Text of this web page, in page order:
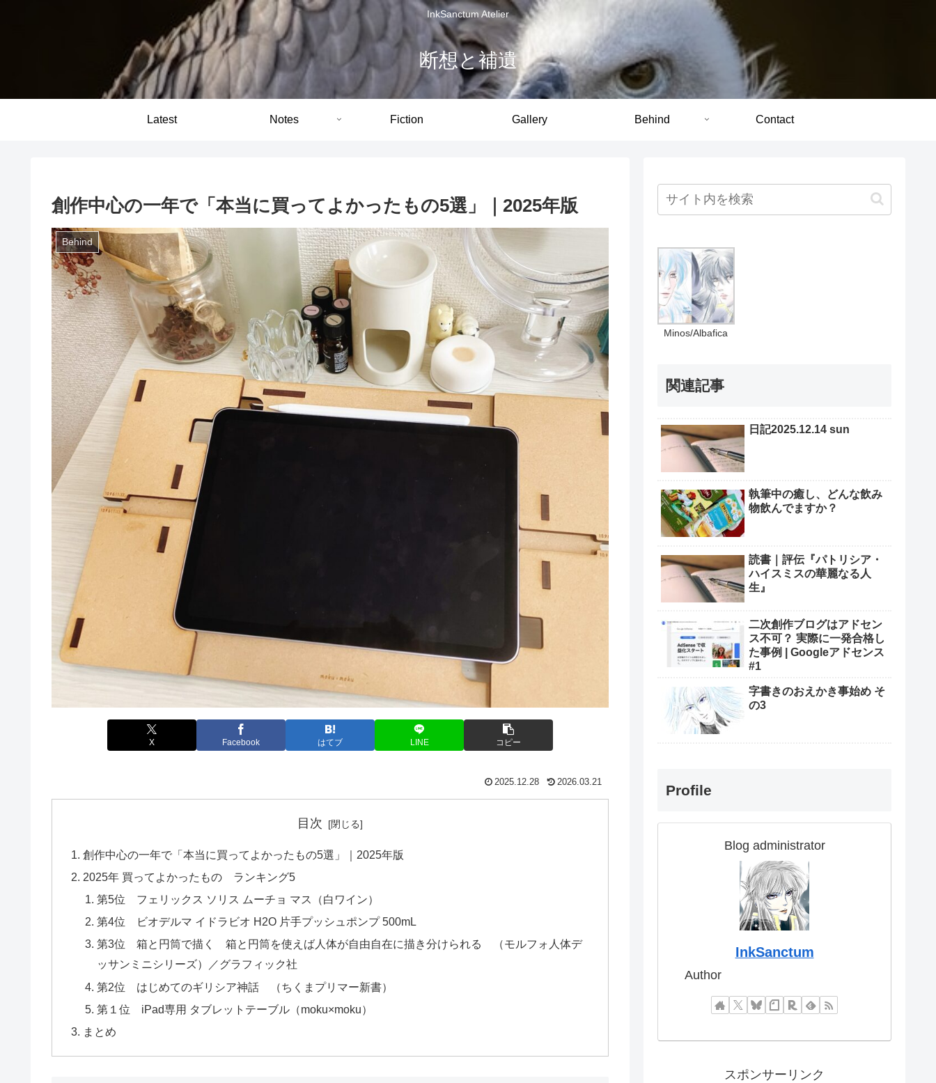
InkSanctum Atelier
断想と補遺
Latest Notes Fiction Gallery Behind Contact
創作中心の一年で「本当に買ってよかったもの5選」｜2025年版
Behind
X Facebook はてブ LINE コピー
2025.12.28 2026.03.21
目次
創作中心の一年で「本当に買ってよかったもの5選」｜2025年版
2025年 買ってよかったもの ランキング5
第5位 フェリックス ソリス ムーチョ マス（白ワイン）
第4位 ビオデルマ イドラビオ H2O 片手プッシュポンプ 500mL
第3位 箱と円筒で描く 箱と円筒を使えば人体が自由自在に描き分けられる （モルフォ人体デ
ッサンミニシリーズ）／グラフィック社
第2位 はじめてのギリシア神話 （ちくまプリマー新書）
第１位 iPad専用 タブレットテーブル（moku×moku）
まとめ
Minos/Albafica
関連記事
日記2025.12.14 sun
執筆中の癒し、どんな飲み
物飲んでますか？
読書｜評伝『パトリシア・
ハイスミスの華麗なる人
生』
二次創作ブログはアドセン
ス不可？ 実際に一発合格し
た事例 | Googleアドセンス
#1
字書きのおえかき事始め そ
の3
Profile
Blog administrator
InkSanctum
Author
スポンサーリンク